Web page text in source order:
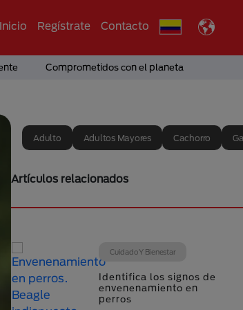
Inicio Regístrate Contacto
Comprometidos con el planeta
Adulto Adultos Mayores Cachorro
Artículos relacionados
Cuidado Y Bienestar
Identifica los signos de
envenenamiento en
perros